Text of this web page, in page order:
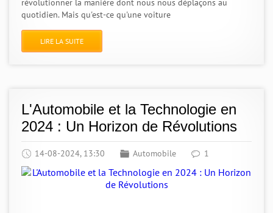
révolutionner la manière dont nous nous déplaçons au
quotidien. Mais qu'est-ce qu'une voiture
LIRE LA SUITE
L'Automobile et la Technologie en
2024 : Un Horizon de Révolutions
14-08-2024, 13:30 Automobile 1